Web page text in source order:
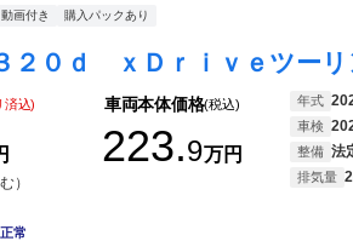
動画付き 購入パックあり
済込)
）
車両本体価格(税込)
223.9万円
年式
車検
整備 法
排気量
常